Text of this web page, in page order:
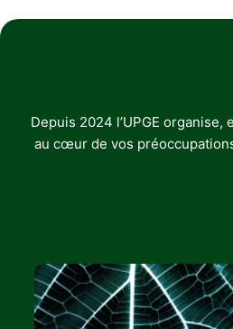
Depuis 2024 l’UPGE
au cœur de vos